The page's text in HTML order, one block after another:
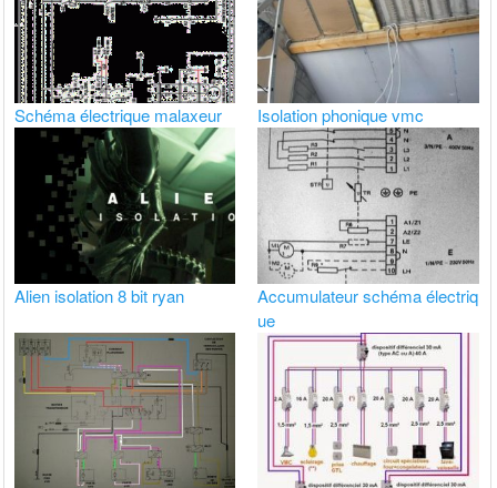
Schéma électrique malaxeur Isolation phonique vmc
Alien isolation 8 bit ryan
Accumulateur schéma électriq
ue